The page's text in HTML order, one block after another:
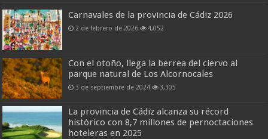
Carnavales de la provincia de Cádiz 2026
2 de febrero de 2026 4,052
Con el otoño, llega la berrea del ciervo al
parque natural de Los Alcornocales
3 de septiembre de 2024 3,305
La provincia de Cádiz alcanza su récord
histórico con 8,7 millones de pernoctaciones
hoteleras en 2025